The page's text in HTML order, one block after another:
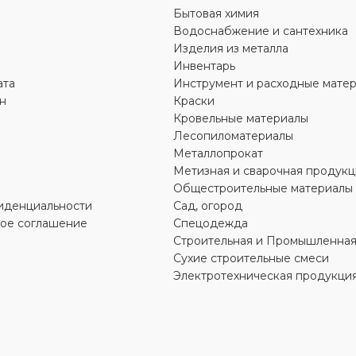
МАТЕРИАЛ латунь
ДИАМЕТР 3/4″,Ду 20
УСЛОВНОЕ ДАВЛЕНИЕ
ТИП ПРИСОЕДИНЕНИЯ
РЕЗЬБА НР
соглашение
Бытовая химия
Водоснабжение и сантехника
Изделия из металла
Инвентарь
Инструмент и расходные
Краски
Кровельные материалы
Лесопиломатериалы
Металлопрокат
Метизная и сварочная
Общестроительные материалы
Сад, огород
Спецодежда
Строительная и
Сухие строительные смеси
Электротехническая